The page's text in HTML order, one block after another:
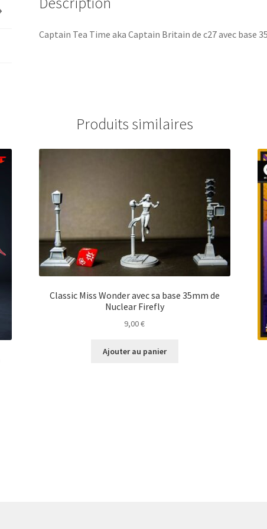
Captain Tea Time aka Captain Britain de c27 avec base
Produits similaires
Classic Miss Wonder avec sa base 35mm de
Nuclear Firefly
9,00€
Ajouter au panier